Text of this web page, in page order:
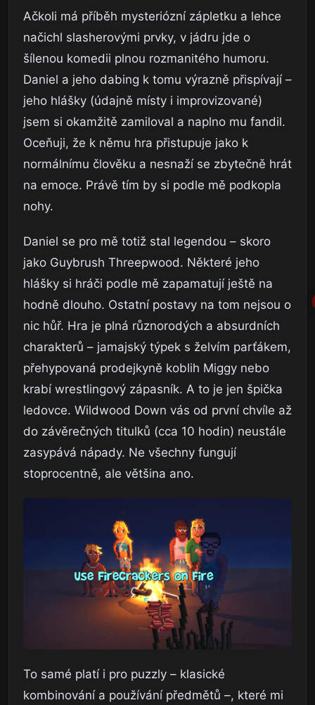
Ačkoli má příběh mysteriózní zápletku a lehce
načichl slasherovými prvky, v jádru jde o
šílenou komedii plnou rozmanitého humoru.
Daniel a jeho dabing k tomu výrazně přispívají –
jeho hlášky (údajně místy i improvizované)
jsem si okamžitě zamiloval a naplno mu fandil.
Oceňuji, že k němu hra přistupuje jako k
normálnímu člověku a nesnaží se zbytečně hrát
na emoce. Právě tím by si podle mě podkopla
nohy.
Daniel se pro mě totiž stal legendou – skoro
jako Guybrush Threepwood. Některé jeho
hlášky si hráči podle mě zapamatují ještě na
hodně dlouho. Ostatní postavy na tom nejsou o
nic hůř. Hra je plná různorodých a absurdních
charakterů – jamajský týpek s želvím parťákem,
přehypovaná prodejkyně koblih Miggy nebo
krabí wrestlingový zápasník. A to je jen špička
ledovce. Wildwood Down vás od první chvíle až
do závěrečných titulků (cca 10 hodin) neustále
zasypává nápady. Ne všechny fungují
stoprocentně, ale většina ano.
To samé platí i pro puzzly – klasické
kombinování a používání předmětů –, které mi